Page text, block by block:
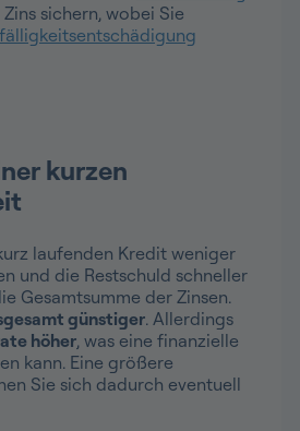
sichern, wobei Sie
kurzen
laufenden Kredit weniger
und die Restschuld schneller
Gesamtsumme der Zinsen.
günstiger. Allerdings
höher, was eine finanzielle
kann. Eine größere
Sie sich dadurch eventuell